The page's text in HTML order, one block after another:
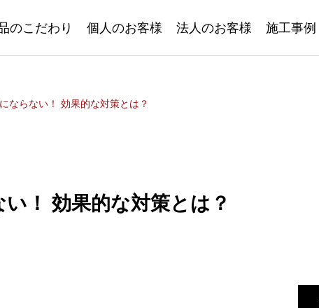
のこだわり 個人のお客様 法人のお客様 施工事例
ならない！ 効果的な対策とは？
！ 効果的な対策とは？